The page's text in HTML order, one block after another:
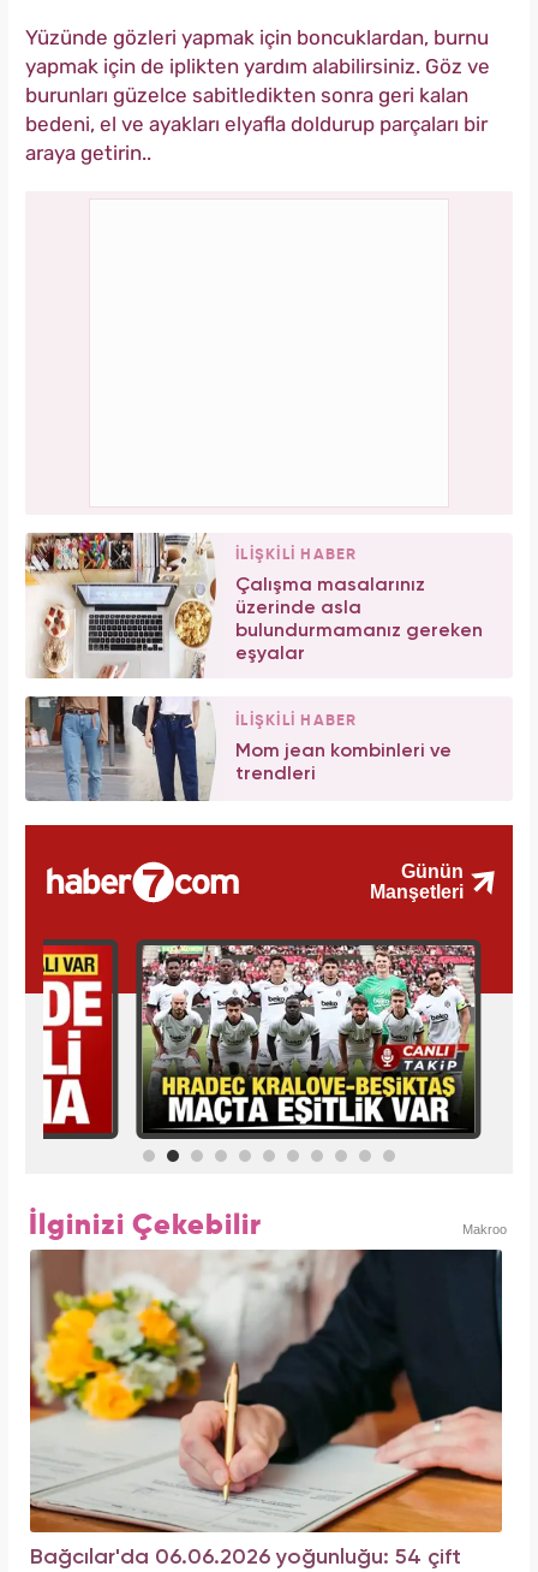
Yüzünde gözleri yapmak için boncuklardan, burnu
yapmak için de iplikten yardım alabilirsiniz. Göz ve
burunları güzelce sabitledikten sonra geri kalan
bedeni, el ve ayakları elyafla doldurup parçaları bir
araya getirin..
İLİŞKİLİ HABER
Çalışma masalarınız
üzerinde asla
bulundurmamanız gereken
eşyalar
İLİŞKİLİ HABER
Mom jean kombinleri ve
trendleri
İlginizi Çekebilir Makroo
Bağcılar'da 06.06.2026 yoğunluğu: 54 çift